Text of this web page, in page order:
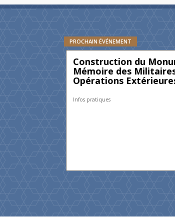
PROCHAIN ÉVÉNEMENT
Construction du
Mémoire des
Opérations
Infos pratiques